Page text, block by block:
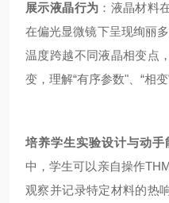
展示液晶行为 ：液晶材料
在偏光显微镜下呈现绚丽
温度跨越不同液晶相变点
变，理解“有序参数"、“相
培养学生实验设计与动手
中，学生可以亲自操作
观察并记录特定材料的热